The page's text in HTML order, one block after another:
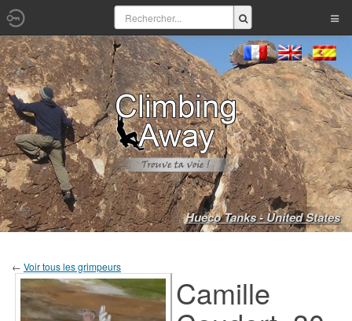
Hueco Tanks - United States
← Voir tous les grimpeurs
Camille